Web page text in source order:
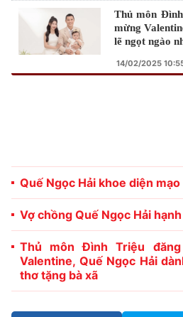
Thủ môn
mừng
lẽ ngọt ngào
14/02/2025
Quế Ngọc Hải khoe diện
Vợ chồng Quế Ngọc Hải
Thủ môn Đình Triệu
Valentine, Quế Ngọc Hải
thơ tặng bà xã